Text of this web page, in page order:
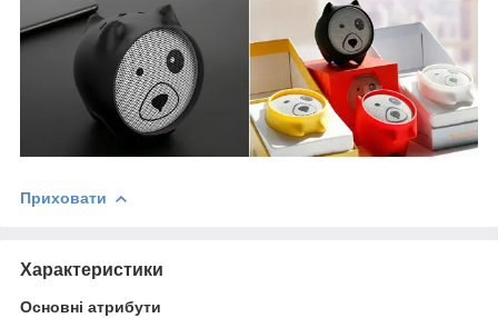
Приховати
Характеристики
Основні атрибути